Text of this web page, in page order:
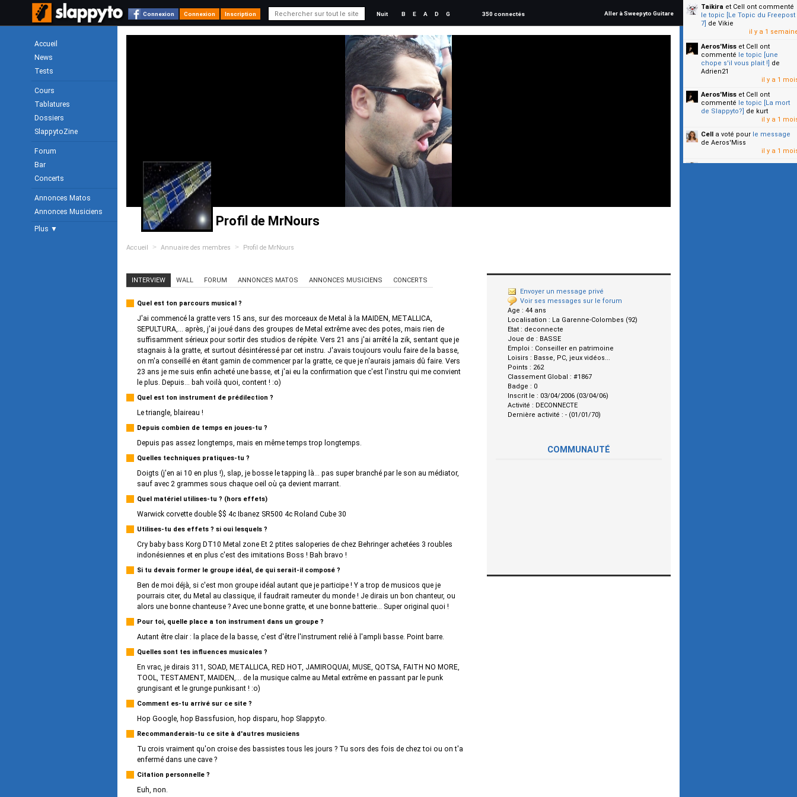
Connexion Connexion Inscription Nuit B E A D G 350 connectés Aller à Sweepyto Guitare
Accueil
News
Tests
Cours
Tablatures
Dossiers
SlappytoZine
Forum
Bar
Concerts
Annonces Matos
Annonces Musiciens
Plus ▼
Profil de MrNours
Accueil > Annuaire des membres > Profil de MrNours
Envoyer un message privé
Voir ses messages sur le forum
Age : 44 ans
Localisation : La Garenne-Colombes (92)
Etat : deconnecte
Joue de : BASSE
Emploi : Conseiller en patrimoine
Loisirs : Basse, PC, jeux vidéos...
Points : 262
Classement Global : #1867
Badge : 0
Inscrit le : 03/04/2006 (03/04/06)
Activité : DECONNECTE
Dernière activité : - (01/01/70)
COMMUNAUTÉ
INTERVIEW WALL FORUM ANNONCES MATOS ANNONCES MUSICIENS CONCERTS
Quel est ton parcours musical ?
J'ai commencé la gratte vers 15 ans, sur des morceaux de Metal à la MAIDEN, METALLICA,
SEPULTURA,... après, j'ai joué dans des groupes de Metal extrême avec des potes, mais rien de
suffisamment sérieux pour sortir des studios de répète. Vers 21 ans j'ai arrêté la zik, sentant que je
stagnais à la gratte, et surtout désintéressé par cet instru. J'avais toujours voulu faire de la basse,
on m'a conseillé en étant gamin de commencer par la gratte, ce que je n'aurais jamais dû faire. Vers
23 ans je me suis enfin acheté une basse, et j'ai eu la confirmation que c'est l'instru qui me convient
le plus. Depuis... bah voilà quoi, content ! :o)
Quel est ton instrument de prédilection ?
Le triangle, blaireau !
Depuis combien de temps en joues-tu ?
Depuis pas assez longtemps, mais en même temps trop longtemps.
Quelles techniques pratiques-tu ?
Doigts (j'en ai 10 en plus !), slap, je bosse le tapping là... pas super branché par le son au médiator,
sauf avec 2 grammes sous chaque oeil où ça devient marrant.
Quel matériel utilises-tu ? (hors effets)
Warwick corvette double $$ 4c Ibanez SR500 4c Roland Cube 30
Utilises-tu des effets ? si oui lesquels ?
Cry baby bass Korg DT10 Metal zone Et 2 ptites saloperies de chez Behringer achetées 3 roubles
indonésiennes et en plus c'est des imitations Boss ! Bah bravo !
Si tu devais former le groupe idéal, de qui serait-il composé ?
Ben de moi déjà, si c'est mon groupe idéal autant que je participe ! Y a trop de musicos que je
pourrais citer, du Metal au classique, il faudrait rameuter du monde ! Je dirais un bon chanteur, ou
alors une bonne chanteuse ? Avec une bonne gratte, et une bonne batterie... Super original quoi !
Pour toi, quelle place a ton instrument dans un groupe ?
Autant être clair : la place de la basse, c'est d'être l'instrument relié à l'ampli basse. Point barre.
Quelles sont tes influences musicales ?
En vrac, je dirais 311, SOAD, METALLICA, RED HOT, JAMIROQUAI, MUSE, QOTSA, FAITH NO MORE,
TOOL, TESTAMENT, MAIDEN,... de la musique calme au Metal extrême en passant par le punk
grungisant et le grunge punkisant ! :o)
Comment es-tu arrivé sur ce site ?
Hop Google, hop Bassfusion, hop disparu, hop Slappyto.
Recommanderais-tu ce site à d'autres musiciens
Tu crois vraiment qu'on croise des bassistes tous les jours ? Tu sors des fois de chez toi ou on t'a
enfermé dans une cave ?
Citation personnelle ?
Euh, non.
Taikira et Cell ont commenté
le topic [Le Topic du Freepost
7] de Vikie
il y a 1
Aeros'Miss et Cell ont
commenté le topic [une
chope s'il vous plait !] de
Adrien21
il y a 1
Aeros'Miss et Cell ont
commenté le topic [La mort
de Slappyto?] de kurt
il y a 1
Cell a voté pour le message
de Aeros'Miss
il y a 1
Cella voté pourle message